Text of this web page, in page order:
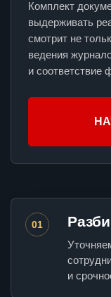
Комплект
выдерживать
смотрит не
ведения
и соответствие
01
и